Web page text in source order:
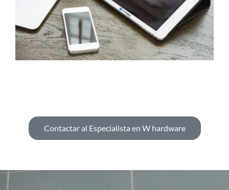
Contactar al Especialista en W hardware